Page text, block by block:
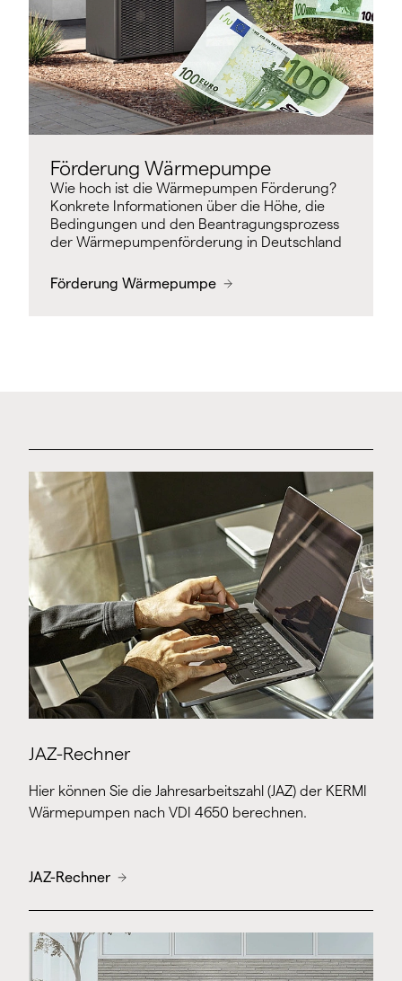
Förderung Wärmepumpe
Wie hoch ist die Wärmepumpen Förderung?
Konkrete Informationen über die Höhe, die
Bedingungen und den Beantragungsprozess
der Wärmepumpenförderung in Deutschland
Förderung Wärmepumpe
JAZ-Rechner
Hier können Sie die Jahresarbeitszahl (JAZ) der KERMI
Wärmepumpen nach VDI 4650 berechnen.
JAZ-Rechner